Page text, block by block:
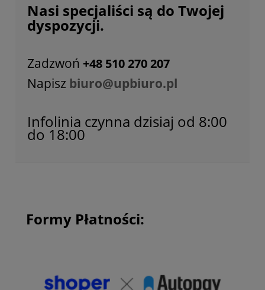
Nasi specjaliści są do Twojej
dyspozycji.
Zadzwoń +48 510 270 207
Napisz biuro@upbiuro.pl
Infolinia czynna dzisiaj od 8:00
do 18:00
Formy Płatności: